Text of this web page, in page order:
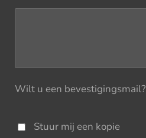
Wilt u een bevestigingsmail?
Stuur mij een kopie